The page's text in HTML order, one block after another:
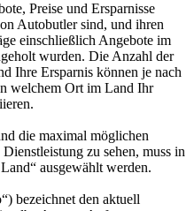
Preise und Ersparnisse
Autobutler sind, und ihren
einschließlich Angebote im
wurden. Die Anzahl der
Ihre Ersparnis können je nach
welchem Ort im Land Ihr
die maximal möglichen
zu sehen, muss in
ausgewählt werden.
bezeichnet den aktuell